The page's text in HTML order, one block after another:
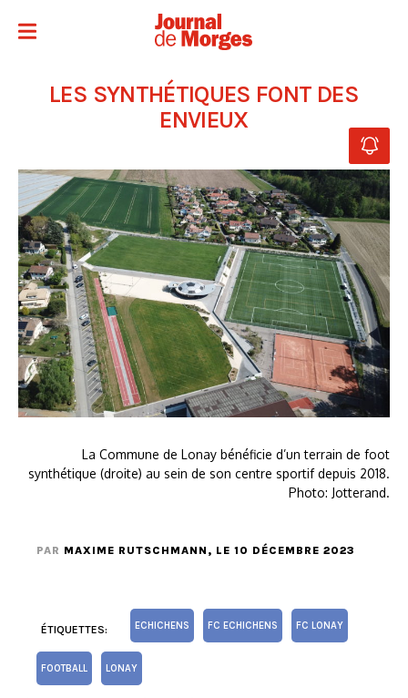
LES SYNTHÉTIQUES FONT DES
ENVIEUX
La Commune de Lonay bénéficie d’un terrain de foot
synthétique (droite) au sein de son centre sportif depuis 2018.
Photo: Jotterand.
PAR MAXIME RUTSCHMANN , LE 10 DÉCEMBRE 2023
ÉTIQUETTES: ECHICHENS FC ECHICHENS FC LONAY
FOOTBALL LONAY